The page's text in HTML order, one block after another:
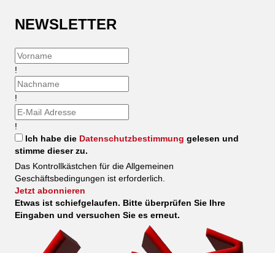
NEWSLETTER
!
!
!
Ich habe die Datenschutzbestimmung gelesen und
stimme dieser zu.
Das Kontrollkästchen für die Allgemeinen
Geschäftsbedingungen ist erforderlich.
Jetzt abonnieren
Etwas ist schiefgelaufen. Bitte überprüfen Sie Ihre
Eingaben und versuchen Sie es erneut.